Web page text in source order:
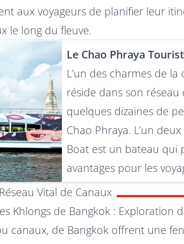
aux voyageurs de planifier leur
le long du fleuve.
Le Chao Phraya
L’un des charmes de
réside dans son
quelques dizaines de
Chao Phraya. L’un
Boat est un bateau qui
avantages pour les
Vital de Canaux
Khlongs de Bangkok : Exploration
canaux, de Bangkok offrent une